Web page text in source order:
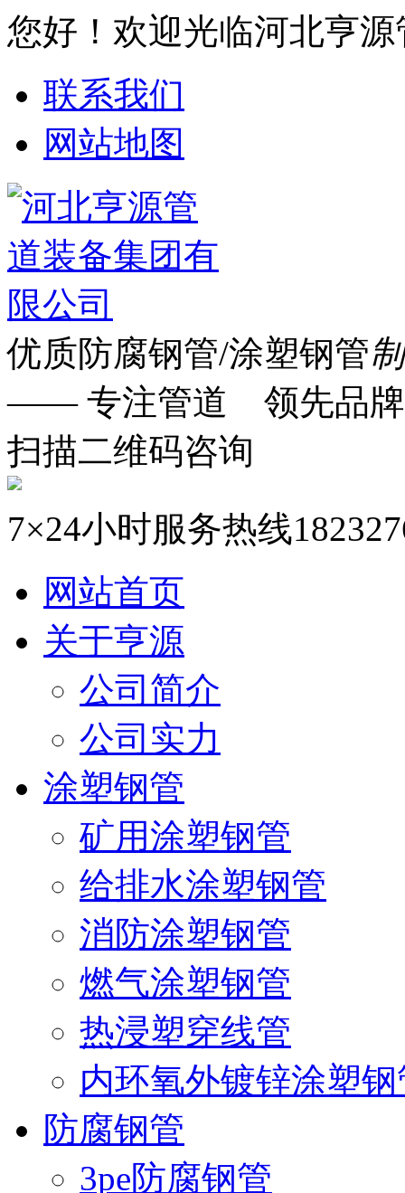
您好！欢迎光临河北亨
联系我们
网站地图
优质防腐钢管/涂塑钢管
—— 专注管道 领先品
扫描二维码咨询
7×24小时服务热线
网站首页
关于亨源
公司简介
公司实力
涂塑钢管
矿用涂塑钢管
给排水涂塑钢管
消防涂塑钢管
燃气涂塑钢管
热浸塑穿线管
内环氧外镀锌涂塑钢
防腐钢管
3pe防腐钢管